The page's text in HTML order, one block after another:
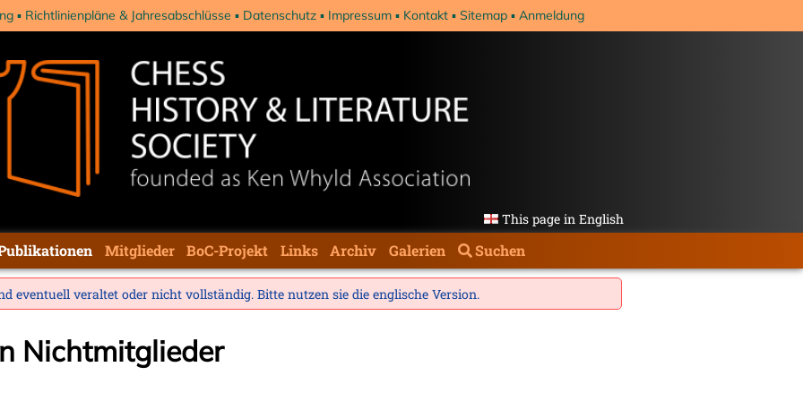
Richtlinienpläne & Jahresabschlüsse Datenschutz Impressum Kontakt Sitemap Anmeldung
This page in English
Mitglieder BoC-Projekt Links Archiv Galerien Suchen
eventuell veraltet oder nicht vollständig. Bitte nutzen sie die englische Version.
Nichtmitglieder